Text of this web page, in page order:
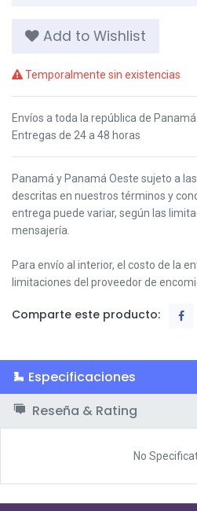
Add to Wishlist
Temporalmente sin existencias
Envíos a toda la república de Panamá
Entregas de 24 a 48 horas
Panamá y Panamá Oeste sujeto a
descritas en nuestros términos y
entrega puede variar, según las
mensajería.
Para envío al interior, el costo de la
limitaciones del proveedor de
Comparte este producto:
Especificaciones
Reseña & Rating
No